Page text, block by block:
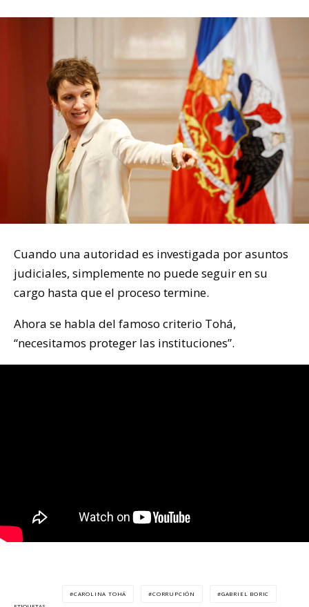
Cuando una autoridad es investigada por asuntos
judiciales, simplemente no puede seguir en su
cargo hasta que el proceso termine.
Ahora se habla del famoso criterio Tohá,
“necesitamos proteger las instituciones”.
CAROLINA TOHÁ CORRUPCIÓN GABRIEL BORIC